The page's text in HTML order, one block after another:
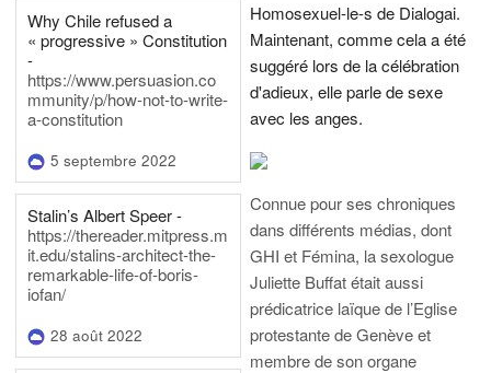
Why Chile refused a
« progressive » Constitution
-
https://www.persuasion.co
mmunity/p/how-not-to-write-
a-constitution
5 septembre 2022
Stalin’s Albert Speer -
https://thereader.mitpress.m
it.edu/stalins-architect-the-
remarkable-life-of-boris-
iofan/
28 août 2022
Homosexuel-le-s de Dialogai.
Maintenant, comme cela a été
suggéré lors de la célébration
d'adieux, elle parle de sexe
avec les anges.
Connue pour ses chroniques
dans différents médias, dont
GHI et Fémina, la sexologue
Juliette Buffat était aussi
prédicatrice laïque de l’Eglise
protestante de Genève et
membre de son organe